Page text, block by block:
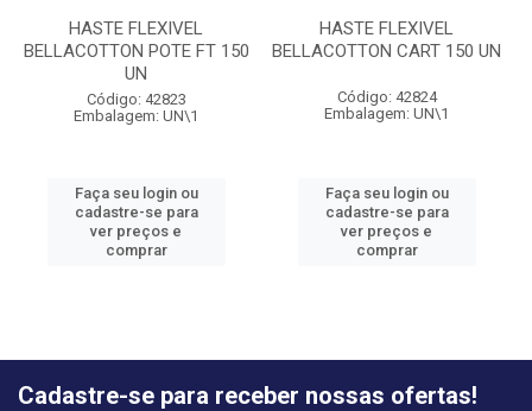
HASTE FLEXIVEL
BELLACOTTON POTE FT 150
UN
Código: 42823
Embalagem: UN\1
Faça seu login ou
cadastre-se para
ver preços e
comprar
HASTE FLEXIVEL
BELLACOTTON CART 150 UN
Código: 42824
Embalagem: UN\1
Faça seu login ou
cadastre-se para
ver preços e
comprar
Cadastre-se para receber nossas ofertas!